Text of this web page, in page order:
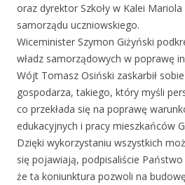
oraz dyrektor Szkoły w Kalei
samorządu uczniowskiego.
Wiceminister Szymon Giżyński
władz samorządowych w poprawę
Wójt Tomasz Osiński zaskarbił
gospodarza, takiego, który myśli
co przekłada się na poprawę
edukacyjnych i pracy mieszkańców
Dzięki wykorzystaniu wszystkich
się pojawiają, podpisaliście
że ta koniunktura pozwoli na